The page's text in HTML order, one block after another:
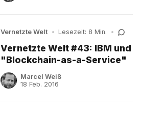
Vernetzte Welt • Lesezeit: 8 Min. •
Vernetzte Welt #43: IBM und
"Blockchain-as-a-Service"
Marcel Weiß
18 Feb. 2016